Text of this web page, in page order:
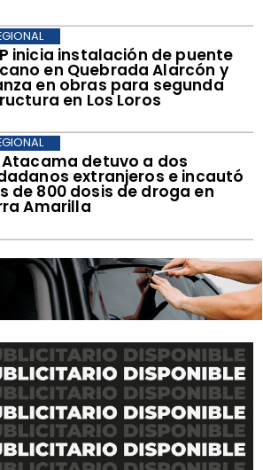
inicia instalación de puente
en Quebrada Alarcón y
en obras para segunda
en Los Loros
Atacama detuvo a dos
extranjeros e incautó
de 800 dosis de droga en
Amarilla